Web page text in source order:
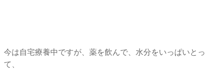
今は自宅療養中ですが、薬を飲んで、水分をいっぱいとっ
て、